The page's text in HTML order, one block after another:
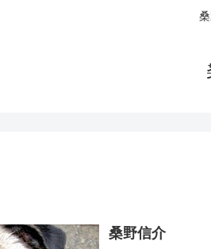
桑野信介